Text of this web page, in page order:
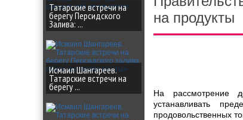
на продукты
На рассмотрение
устанавливать
продовольственных
Татарские встречи на
берегу Персидского
Залива: ...
Исмаил Шангареев.
Татарские встречи на
берегу ...